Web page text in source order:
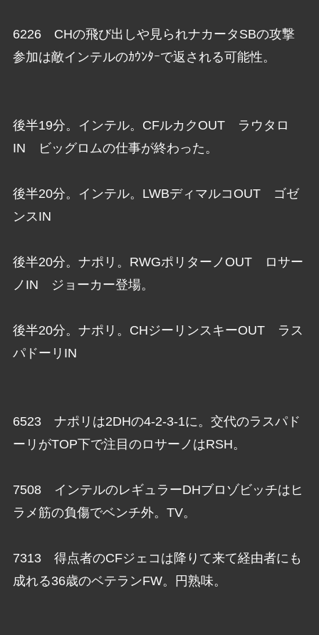
6226 CHの飛び出しや見られナカータSBの攻撃
参加は敵インテルのｶｳﾝﾀｰで返される可能性。
後半19分。インテル。CFルカクOUT ラウタロ
IN ビッグロムの仕事が終わった。
後半20分。インテル。LWBディマルコOUT ゴゼ
ンスIN
後半20分。ナポリ。RWGポリターノOUT ロサー
ノIN ジョーカー登場。
後半20分。ナポリ。CHジーリンスキーOUT ラス
パドーリIN
6523 ナポリは2DHの4-2-3-1に。交代のラスパド
ーリがTOP下で注目のロサーノはRSH。
7508 インテルのレギュラーDHブロゾビッチはヒ
ラメ筋の負傷でベンチ外。TV。
7313 得点者のCFジェコは降りて来て経由者にも
成れる36歳のベテランFW。円熟味。